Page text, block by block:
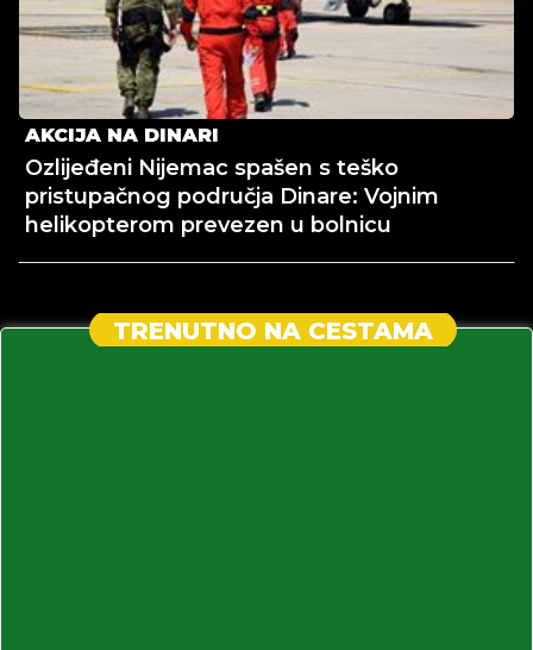
AKCIJA NA DINARI
Ozlijeđeni Nijemac spašen s teško
pristupačnog područja Dinare: Vojnim
helikopterom prevezen u bolnicu
TRENUTNO NA CESTAMA